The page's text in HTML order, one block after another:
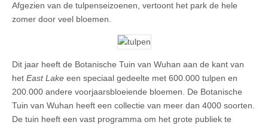
Afgezien van de tulpenseizoenen, vertoont het park de hele
zomer door veel bloemen.
Dit jaar heeft de Botanische Tuin van Wuhan aan de kant van
het East Lake een speciaal gedeelte met 600.000 tulpen en
200.000 andere voorjaarsbloeiende bloemen. De Botanische
Tuin van Wuhan heeft een collectie van meer dan 4000 soorten.
De tuin heeft een vast programma om het grote publiek te